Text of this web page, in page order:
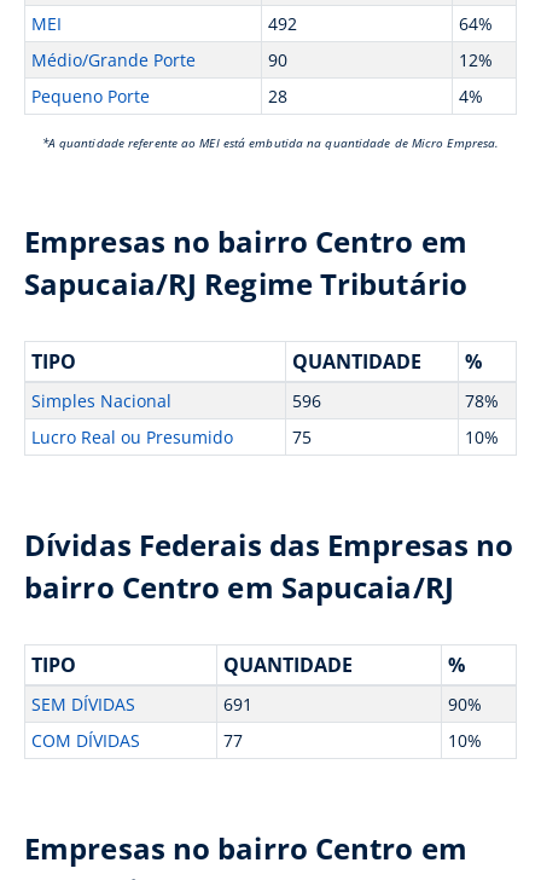
MEI
492
64%
Médio/Grande Porte
90
12%
Pequeno Porte
28 4%
*A quantidade referente ao MEI está embutida na quantidade de Micro Empresa.
Empresas no bairro Centro em
Sapucaia/RJ Regime Tributário
TIPO QUANTIDADE %
Simples Nacional 596
78%
Lucro Real ou Presumido
75 10%
Dívidas Federais das Empresas no
bairro Centro em Sapucaia/RJ
TIPO QUANTIDADE %
SEM DÍVIDAS 691
90%
COM DÍVIDAS
77 10%
Empresas no bairro Centro em